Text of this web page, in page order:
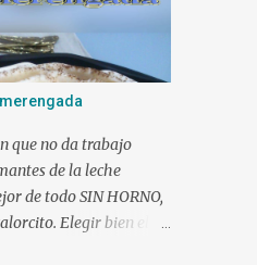
no da trabajo
de la leche
de todo SIN HORNO,
Elegir bien el